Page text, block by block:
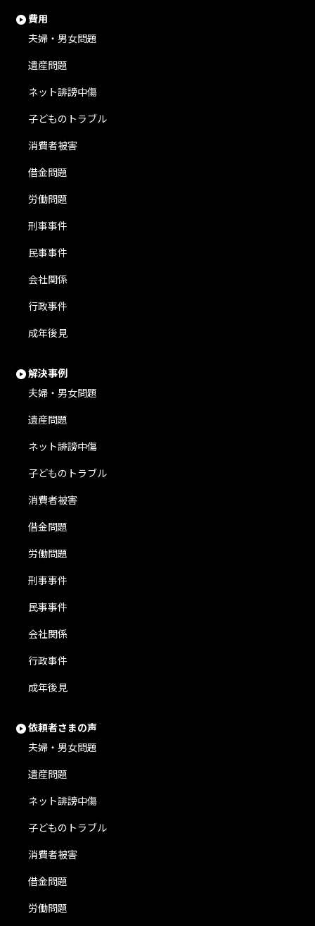
費用
夫婦・男女問題
遺産問題
ネット誹謗中傷
子どものトラブル
消費者被害
借金問題
労働問題
刑事事件
民事事件
会社関係
行政事件
成年後見
解決事例
夫婦・男女問題
遺産問題
ネット誹謗中傷
子どものトラブル
消費者被害
借金問題
労働問題
刑事事件
民事事件
会社関係
行政事件
成年後見
依頼者さまの声
夫婦・男女問題
遺産問題
ネット誹謗中傷
子どものトラブル
消費者被害
借金問題
労働問題